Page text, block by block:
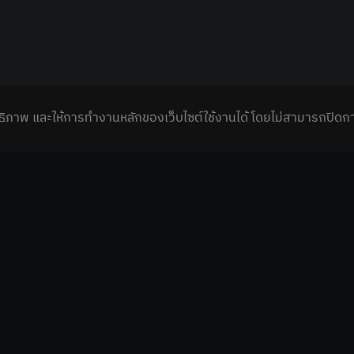
าพ และให้การทำงานหลักของเว็บไซต์ใช้งานได้ โดยไม่สามารถปิด